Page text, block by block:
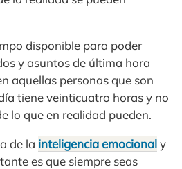
disponible para poder
y asuntos de última hora
aquellas personas que son
tiene veinticuatro horas y no
lo que en realidad pueden.
de la inteligencia emocionaly
es que siempre seas